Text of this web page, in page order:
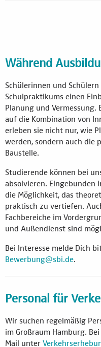
Während
Schülerinnen und
Schulpraktikums einen
Planung und Vermessung.
auf die Kombination von
erleben sie nicht nur, wie
werden, sondern auch die
Baustelle.
Studierende können bei
absolvieren. Eingebunden
die Möglichkeit, das
praktisch zu vertiefen.
Fachbereiche im
und Außendienst sind
Bei Interesse melde Dich
Bewerbung@sbi.de.
Personal für
Wir suchen regelmäßig
im Großraum Hamburg.
Mail unter